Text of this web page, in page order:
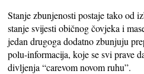
Stanje zbunjenosti postaje tako od
stanje svijesti običnog čovjeka i
jedan drugoga dodatno zbunjuju
polu-informacija, koje se svi prave
divljenja “carevom novom ruhu”.